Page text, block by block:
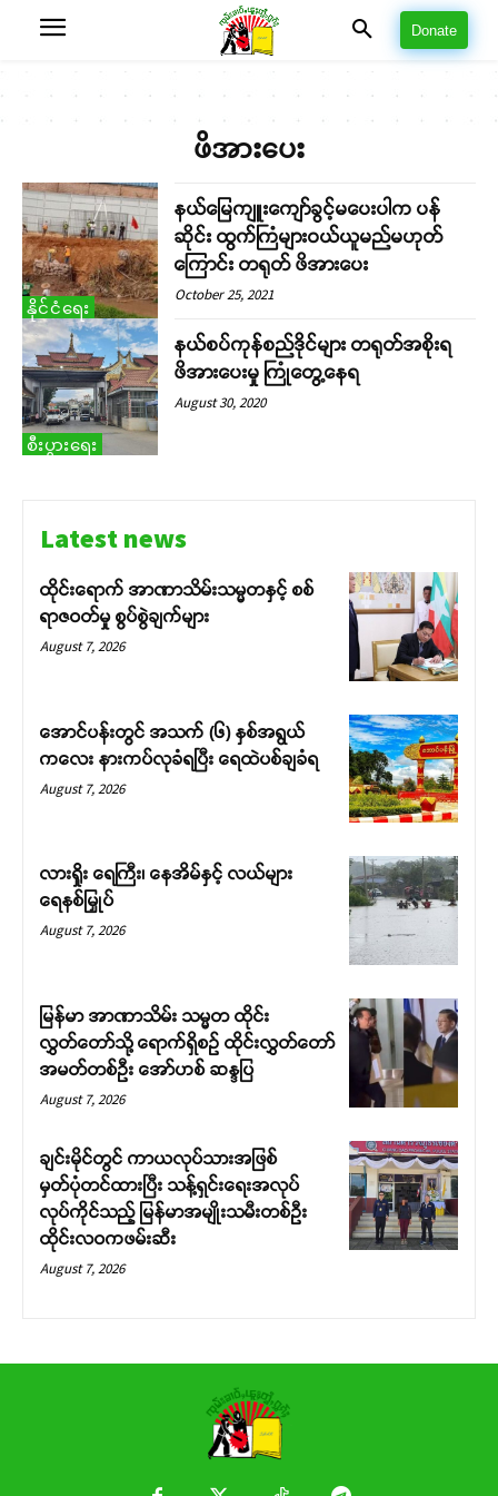
Donate
ဖိအားပေး
နိုင်ငံရေး
နယ်မြေကျူးကျော်ခွင့်မပေးပါက ပန်
ဆိုင်း ထွက်ကြံများဝယ်ယူမည်မဟုတ်
ကြောင်း တရုတ် ဖိအားပေး
October 25, 2021
စီးပွားရေး
နယ်စပ်ကုန်စည်ဒိုင်များ တရုတ်အစိုးရ
ဖိအားပေးမှု ကြုံတွေ့နေရ
August 30, 2020
Latest news
ထိုင်းရောက် အာဏာသိမ်းသမ္မတနှင့် စစ်
ရာဇဝတ်မှု စွပ်စွဲချက်များ
August 7, 2026
အောင်ပန်းတွင် အသက် (၆) နှစ်အရွယ်
ကလေး နားကပ်လုခံရပြီး ရေထဲပစ်ချခံရ
August 7, 2026
လားရှိုး ရေကြီး၊ နေအိမ်နှင့် လယ်များ
ရေနစ်မြှုပ်
August 7, 2026
မြန်မာ အာဏာသိမ်း သမ္မတ ထိုင်း
လွှတ်တော်သို့ ရောက်ရှိစဉ် ထိုင်းလွှတ်တော်
အမတ်တစ်ဦး အော်ဟစ် ဆန္ဒပြ
August 7, 2026
ချင်းမိုင်တွင် ကာယလုပ်သားအဖြစ်
မှတ်ပုံတင်ထားပြီး သန့်ရှင်းရေးအလုပ်
လုပ်ကိုင်သည့် မြန်မာအမျိုးသမီးတစ်ဦး
ထိုင်းလဝကဖမ်းဆီး
August 7, 2026